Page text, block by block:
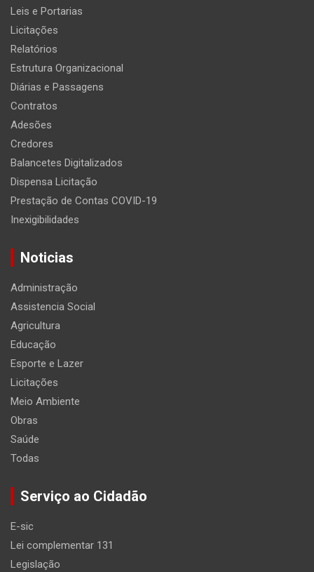
Leis e Portarias
Licitações
Relatórios
Estrutura Organizacional
Diárias e Passagens
Contratos
Adesões
Credores
Balancetes Digitalizados
Dispensa Licitação
Prestação de Contas COVID-19
Inexigibilidades
Noticias
Administração
Assistencia Social
Agricultura
Educação
Esporte e Lazer
Licitações
Meio Ambiente
Obras
Saúde
Todas
Serviço ao Cidadão
E-sic
Lei complementar 131
Legislação